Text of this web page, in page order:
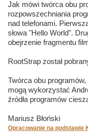
Jak mówi twórca obu
rozpowszechniania
nad telefonami.
słowa "Hello World".
obejrzenie fragmentu
RootStrap został
Twórca obu
mogą wykorzystać
źródła programów
Mariusz Błoński
Opracowanie na podstawie